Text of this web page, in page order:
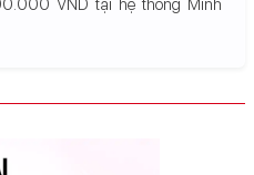
VND tại hệ thống Minh